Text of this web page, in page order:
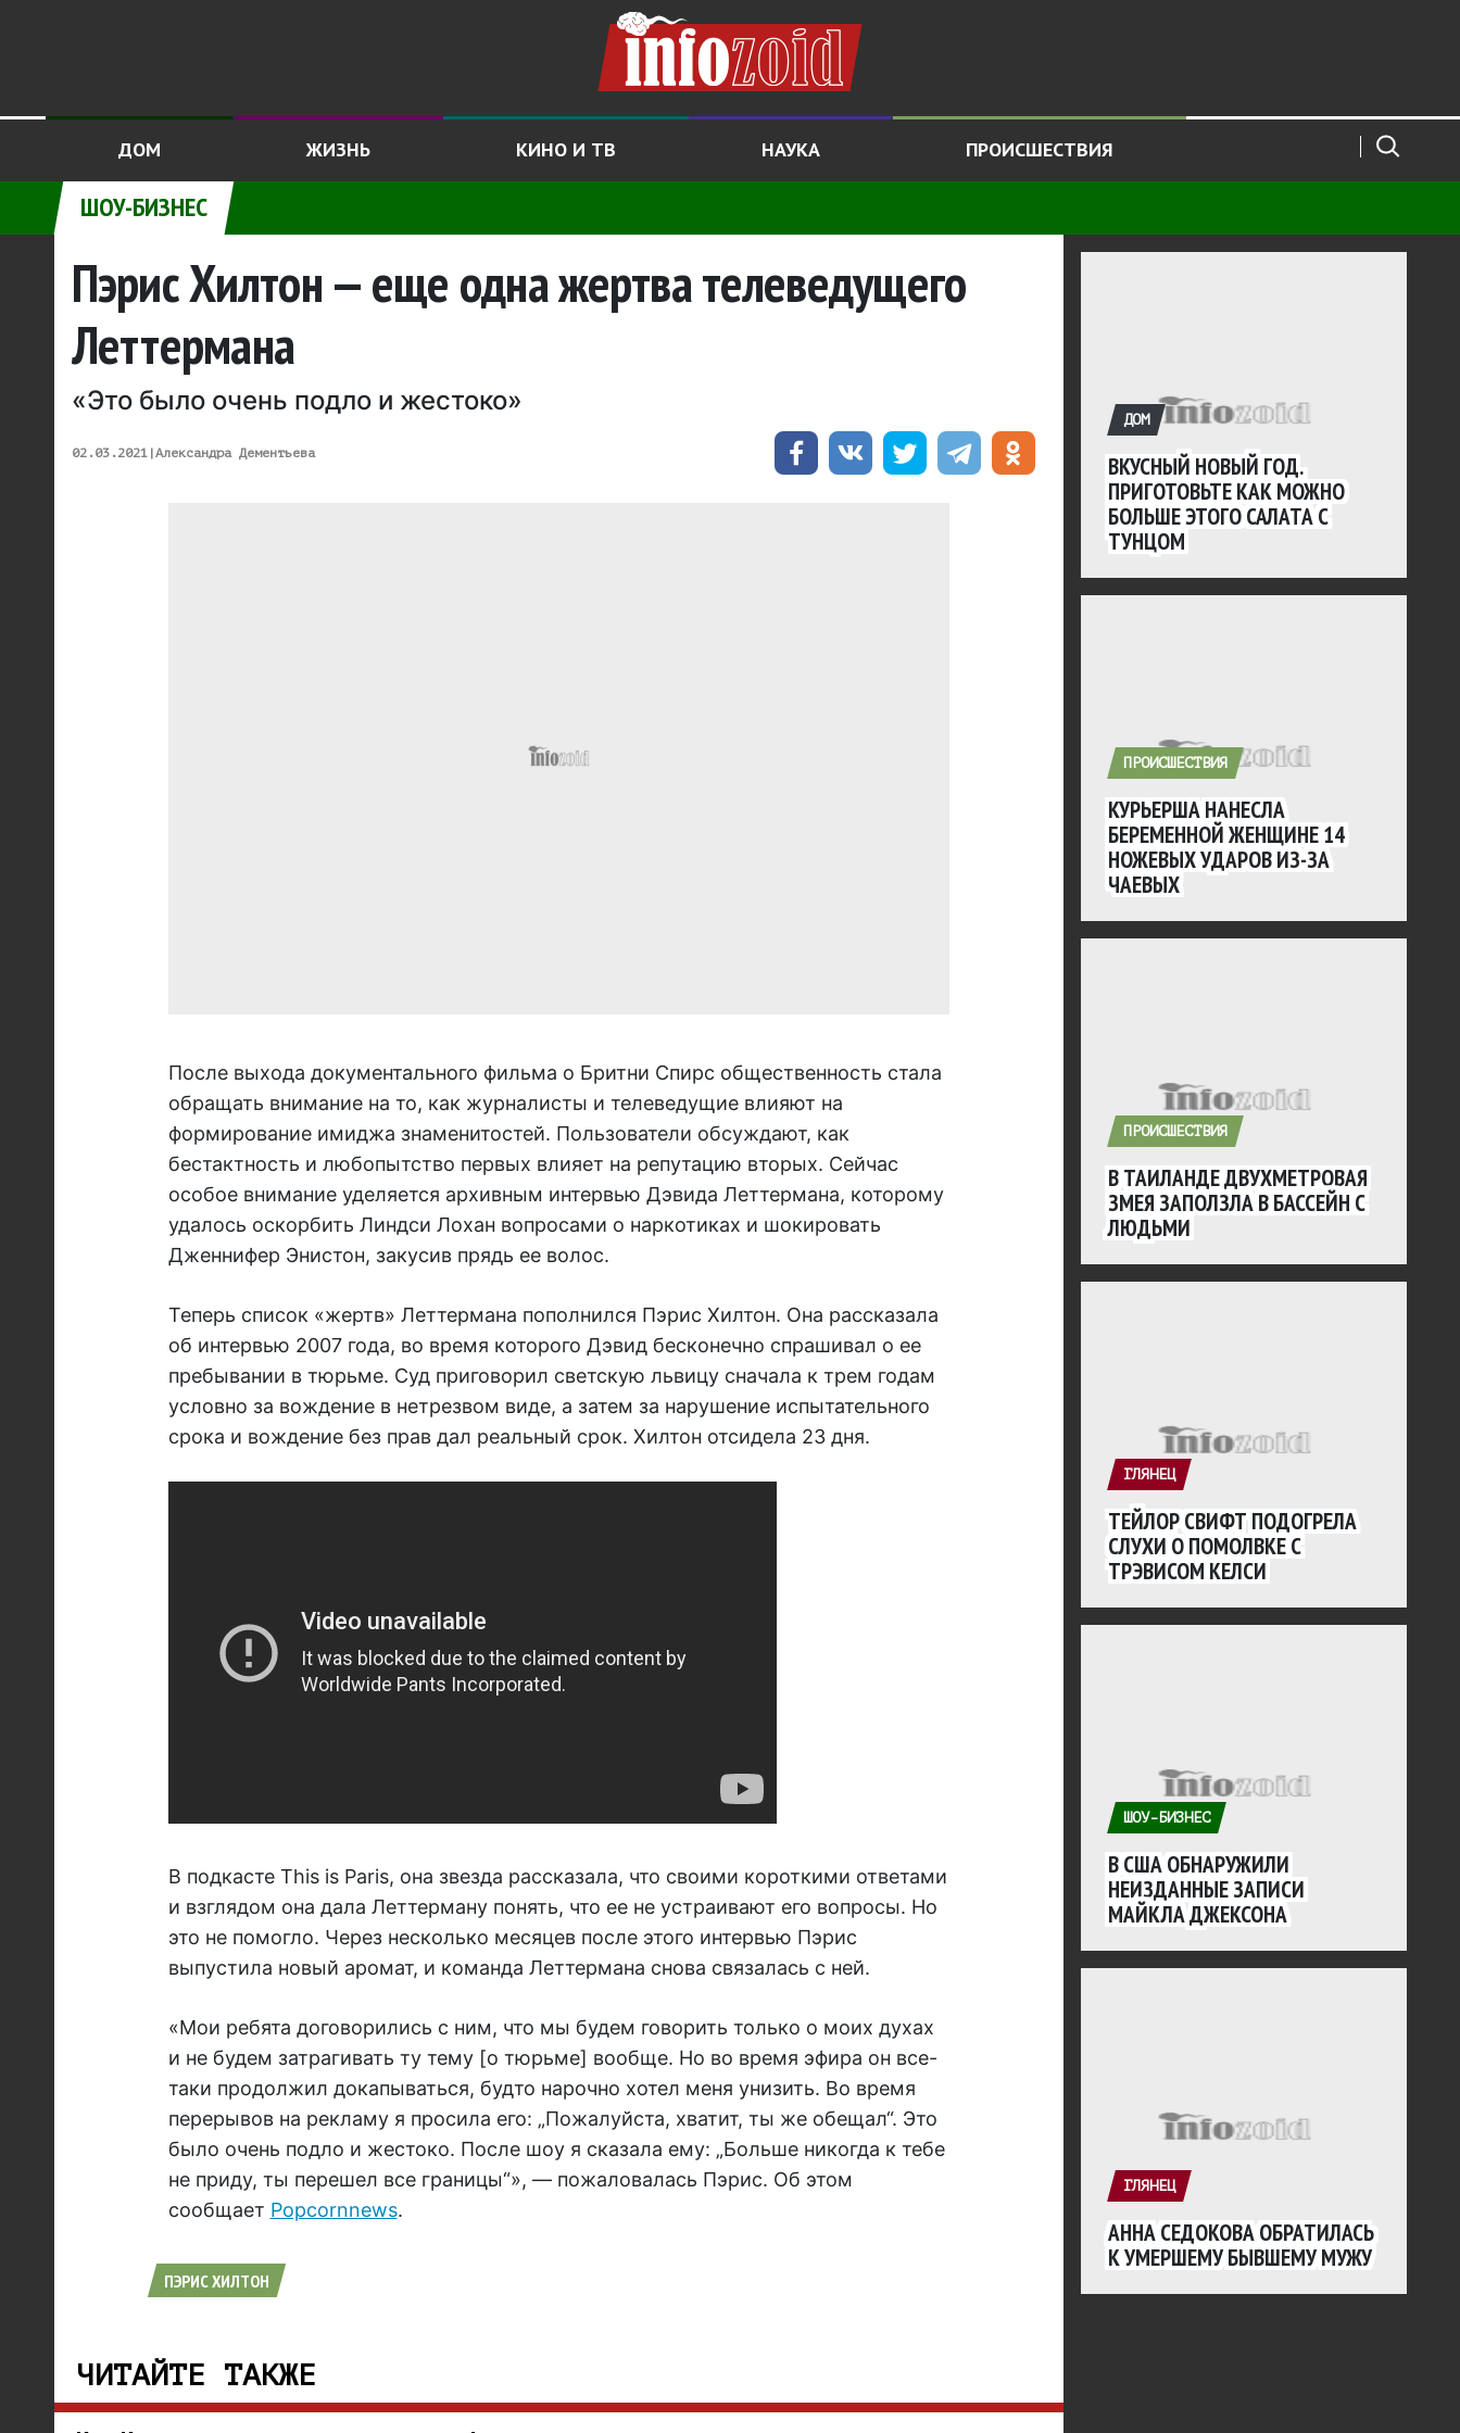
ДОМ ЖИЗНЬ КИНО И ТВ НАУКА ПРОИСШЕСТВИЯ
ШОУ-БИЗНЕС
Пэрис Хилтон — еще одна жертва телеведущего
Леттермана
«Это было очень подло и жестоко»
02.03.2021 |Александра Дементьева
После выхода документального фильма о Бритни Спирс общественность стала
обращать внимание на то, как журналисты и телеведущие влияют на
формирование имиджа знаменитостей. Пользователи обсуждают, как
бестактность и любопытство первых влияет на репутацию вторых. Сейчас
особое внимание уделяется архивным интервью Дэвида Леттермана, которому
удалось оскорбить Линдси Лохан вопросами о наркотиках и шокировать
Дженнифер Энистон, закусив прядь ее волос.
Теперь список «жертв» Леттермана пополнился Пэрис Хилтон. Она рассказала
об интервью 2007 года, во время которого Дэвид бесконечно спрашивал о ее
пребывании в тюрьме. Суд приговорил светскую львицу сначала к трем годам
условно за вождение в нетрезвом виде, а затем за нарушение испытательного
срока и вождение без прав дал реальный срок. Хилтон отсидела 23 дня.
В подкасте This is Paris, она звезда рассказала, что своими короткими ответами
и взглядом она дала Леттерману понять, что ее не устраивают его вопросы. Но
это не помогло. Через несколько месяцев после этого интервью Пэрис
выпустила новый аромат, и команда Леттермана снова связалась с ней.
«Мои ребята договорились с ним, что мы будем говорить только о моих духах
и не будем затрагивать ту тему [о тюрьме] вообще. Но во время эфира он все-
таки продолжил докапываться, будто нарочно хотел меня унизить. Во время
перерывов на рекламу я просила его: „Пожалуйста, хватит, ты же обещал“. Это
было очень подло и жестоко. После шоу я сказала ему: „Больше никогда к тебе
не приду, ты перешел все границы“», — пожаловалась Пэрис. Об этом
сообщает Popcornnews.
ПЭРИС ХИЛТОН
ЧИТАЙТЕ ТАКЖЕ
ДОМ
ВКУСНЫЙ НОВЫЙ ГОД.
ПРИГОТОВЬТЕ КАК МОЖНО
БОЛЬШЕ ЭТОГО САЛАТА С
ТУНЦОМ
ПРОИСШЕСТВИЯ
КУРЬЕРША НАНЕСЛА
БЕРЕМЕННОЙ ЖЕНЩИНЕ 14
НОЖЕВЫХ УДАРОВ ИЗ-ЗА
ЧАЕВЫХ
ПРОИСШЕСТВИЯ
В ТАИЛАНДЕ ДВУХМЕТРОВАЯ
ЗМЕЯ ЗАПОЛЗЛА В БАССЕЙН С
ЛЮДЬМИ
ГЛЯНЕЦ
ТЕЙЛОР СВИФТ ПОДОГРЕЛА
СЛУХИ О ПОМОЛВКЕ С
ТРЭВИСОМ КЕЛСИ
ШОУ-БИЗНЕС
В США ОБНАРУЖИЛИ
НЕИЗДАННЫЕ ЗАПИСИ
МАЙКЛА ДЖЕКСОНА
ГЛЯНЕЦ
АННА СЕДОКОВА ОБРАТИЛАСЬ
К УМЕРШЕМУ БЫВШЕМУ МУЖУ